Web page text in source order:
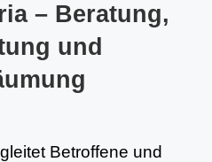
– Beratung,
und
Betroffene und